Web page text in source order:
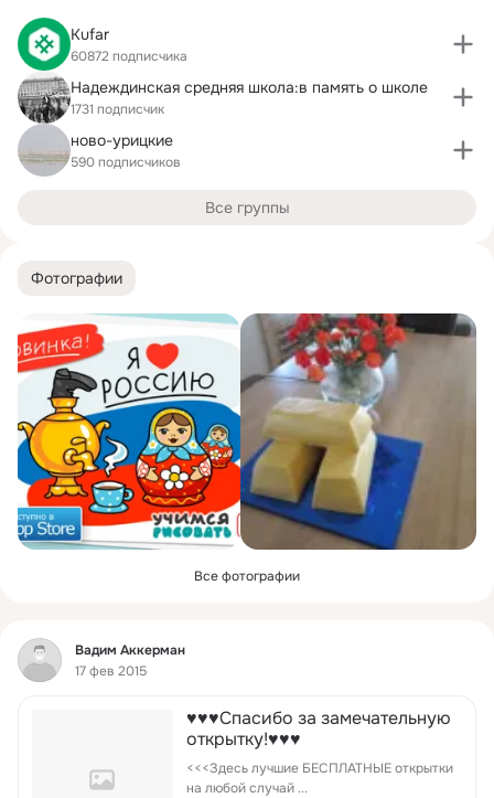
Фотографии
Все фотографии
Фид
Вадим Аккерман
17 фев 2015
♥♥♥Спасибо за замечательную
открытку!♥♥♥
<<<Здесь лучшие БЕСПЛАТНЫЕ открытки
на любой случай ...
Kufar
60872 подписчика
Надеждинская средняя школа:в память о школе
1731 подписчик
ново-урицкие
590 подписчиков
Все группы